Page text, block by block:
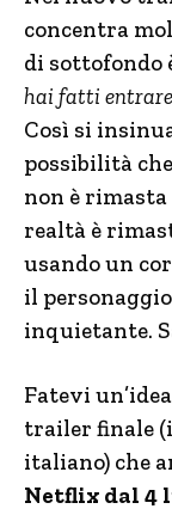
concentra
di sottofondo
hai fatti
Così si
possibilità
non è
realtà è
usando un
il
inquietante.
Fatevi
trailer finale
italiano) che
Netflix dal 4